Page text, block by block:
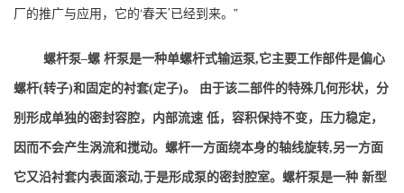
厂的推广与应用，它的‘春天’已经到来。”
螺杆泵–螺 杆泵是一种单螺杆式输运泵,它主要工作部件是偏心
螺杆(转子)和固定的衬套(定子)。 由于该二部件的特殊几何形状，分
别形成单独的密封容腔，内部流速 低，容积保持不变，压力稳定，
因而不会产生涡流和搅动。螺杆一方面绕本身的轴线旋转,另一方面
它又沿衬套内表面滚动,于是形成泵的密封腔室。螺杆泵是一种 新型